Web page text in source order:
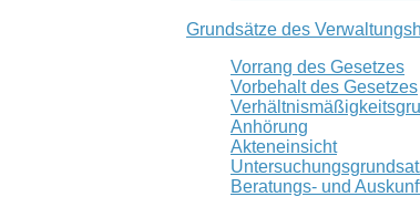
Grundsätze des
Vorrang des Gesetzes
Vorbehalt des Gesetzes
Anhörung
Akteneinsicht
Beratungs- und